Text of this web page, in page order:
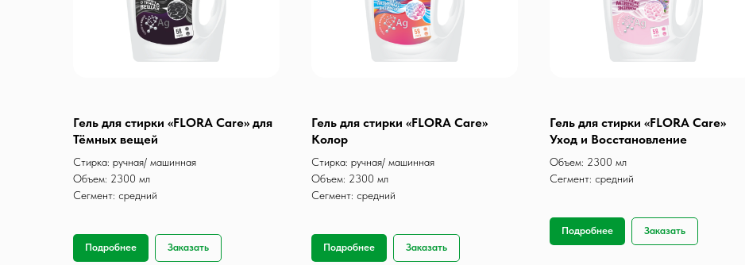
Гель для стирки «FLORA Care» для
Тёмных вещей
Стирка: ручная/ машинная
Объем: 2300 мл
Сегмент: средний
Подробнее Заказать
Гель для стирки «FLORA Care»
Колор
Стирка: ручная/ машинная
Объем: 2300 мл
Сегмент: средний
Подробнее Заказать
Гель для стирки «FLORA Care»
Уход и Восстановление
Объем: 2300 мл
Сегмент: средний
Подробнее Заказать